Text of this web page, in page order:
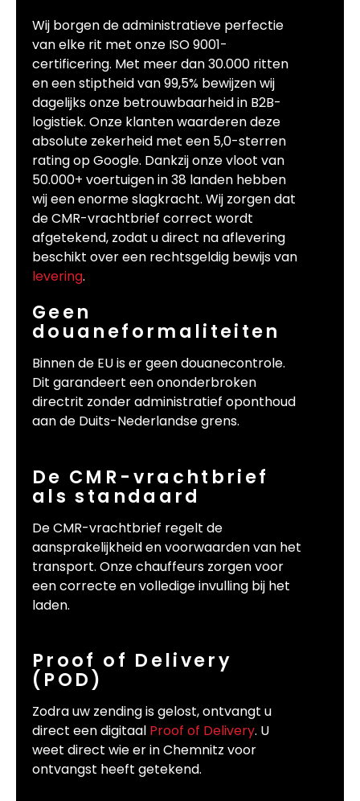
Wij borgen de administratieve perfectie
van elke rit met onze ISO 9001-
certificering. Met meer dan 30.000 ritten
en een stiptheid van 99,5% bewijzen wij
dagelijks onze betrouwbaarheid in B2B-
logistiek. Onze klanten waarderen deze
absolute zekerheid met een 5,0-sterren
rating op Google. Dankzij onze vloot van
50.000+ voertuigen in 38 landen hebben
wij een enorme slagkracht. Wij zorgen dat
de CMR-vrachtbrief correct wordt
afgetekend, zodat u direct na aflevering
beschikt over een rechtsgeldig bewijs van
levering.
Geen
douaneformaliteiten
Binnen de EU is er geen douanecontrole.
Dit garandeert een ononderbroken
directrit zonder administratief oponthoud
aan de Duits-Nederlandse grens.
De CMR-vrachtbrief
als standaard
De CMR-vrachtbrief regelt de
aansprakelijkheid en voorwaarden van het
transport. Onze chauffeurs zorgen voor
een correcte en volledige invulling bij het
laden.
Proof of Delivery
(POD)
Zodra uw zending is gelost, ontvangt u
direct een digitaal Proof of Delivery. U
weet direct wie er in Chemnitz voor
ontvangst heeft getekend.